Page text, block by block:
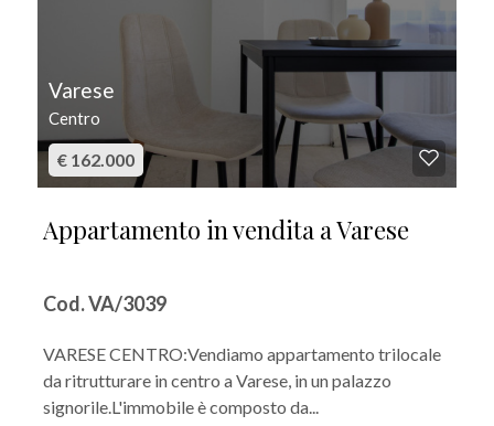
Varese
Centro
€ 162.000
Appartamento in vendita a Varese
Cod. VA/3039
VARESE CENTRO:Vendiamo appartamento trilocale
da ritrutturare in centro a Varese, in un palazzo
signorile.L'immobile è composto da...